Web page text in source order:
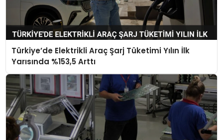
Türkiye’de Elektrikli Araç Şarj Tüketimi Yılın İlk
Yarısında %153,5 Arttı